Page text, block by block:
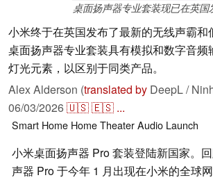
桌面扬声器专业套装现已在英国
小米终于在英国发布了最新的无线声霸和
桌面扬声器专业套装具有模拟和数字音频
灯光元素，以区别于同类产品。
Alex Alderson (translated by DeepL /
06/03/2026🇺🇸🇪🇸 ...
Smart Home Home TheaterAudio Launch
小米桌面扬声器 Pro 套装登陆新国家。
声器 Pro 于今年 1 月出现在小米的全球